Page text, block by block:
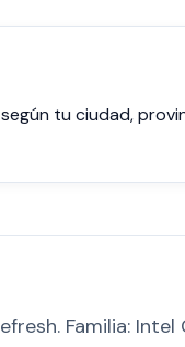
tu ciudad,
Familia: